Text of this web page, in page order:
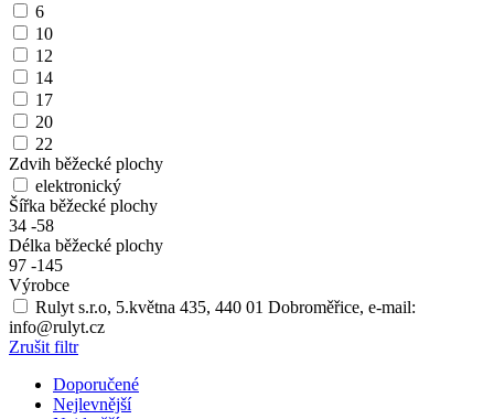
6
10
12
14
17
20
22
Zdvih běžecké plochy
elektronický
Šířka běžecké plochy
34 -58
Délka běžecké plochy
97 -145
Výrobce
Rulyt s.r.o, 5.května 435, 440 01 Dobroměřice, e-mail:
info@rulyt.cz
Zrušit filtr
Doporučené
Nejlevnější